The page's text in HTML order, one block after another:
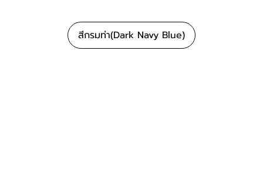
สีกรมท่า(Dark Navy Blue)